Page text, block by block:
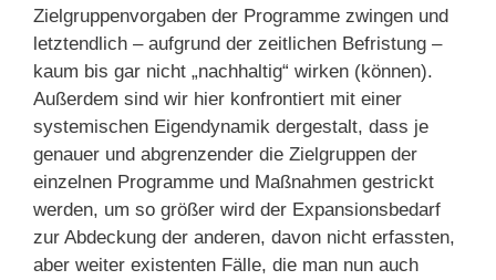
Zielgruppenvorgaben der Programme zwingen und
letztendlich – aufgrund der zeitlichen Befristung –
kaum bis gar nicht „nachhaltig“ wirken (können).
Außerdem sind wir hier konfrontiert mit einer
systemischen Eigendynamik dergestalt, dass je
genauer und abgrenzender die Zielgruppen der
einzelnen Programme und Maßnahmen gestrickt
werden, um so größer wird der Expansionsbedarf
zur Abdeckung der anderen, davon nicht erfassten,
aber weiter existenten Fälle, die man nun auch